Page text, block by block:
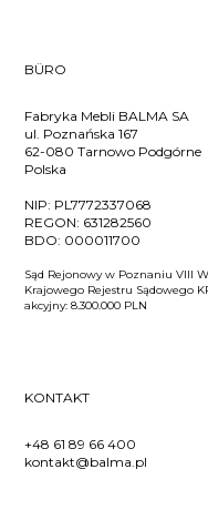
BÜRO
Fabryka Mebli BALMA SA
ul. Poznańska 167
62-080 Tarnowo Podgórne
Polska
NIP: PL7772337068
REGON: 631282560
BDO: 000011700
Sąd Rejonowy w Poznaniu VIII
Krajowego Rejestru Sądowego
akcyjny: 8.300.000 PLN
KONTAKT
+48 61 89 66 400
kontakt@balma.pl